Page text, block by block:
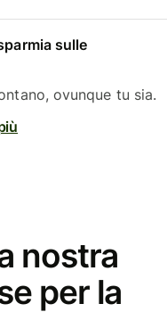
sulle
ovunque tu sia.
nostra
per la